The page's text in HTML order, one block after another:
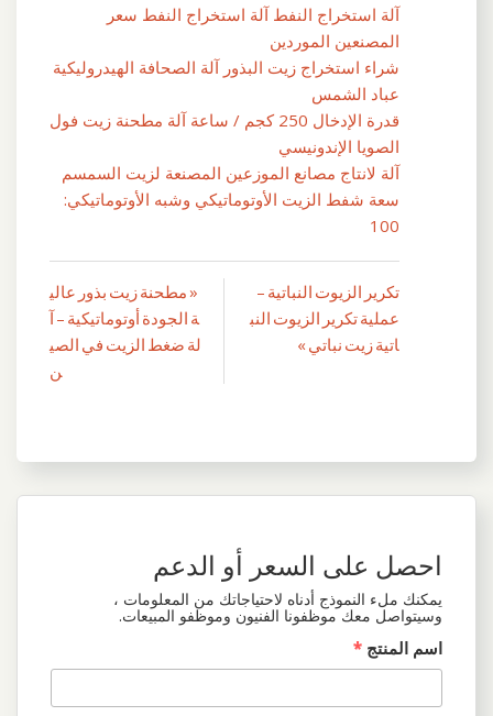
آلة استخراج النفط آلة استخراج النفط سعر
المصنعين الموردين
شراء استخراج زيت البذور آلة الصحافة الهيدروليكية
عباد الشمس
قدرة الإدخال 250 كجم / ساعة آلة مطحنة زيت فول
الصويا الإندونيسي
آلة لانتاج مصانع الموزعين المصنعة لزيت السمسم
سعة شفط الزيت الأوتوماتيكي وشبه الأوتوماتيكي:
100
تصفّح
المقالات
« مطحنة زيت بذور عالي
ة الجودة أوتوماتيكية – آ
لة ضغط الزيت في الصي
ن
تكرير الزيوت النباتية –
عملية تكرير الزيوت النب
اتية زيت نباتي »
احصل على السعر أو الدعم
يمكنك ملء النموذج أدناه لاحتياجاتك من المعلومات ،
وسيتواصل معك موظفونا الفنيون وموظفو المبيعات.
اسم المنتج *